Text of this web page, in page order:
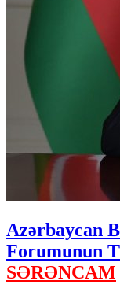
Azərbaycan
Forumunun
SƏRƏNCAM